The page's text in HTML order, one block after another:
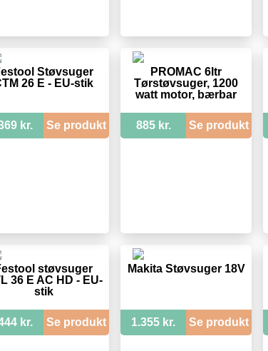
Støvsuger
26 E - EU-stik
kr. Se produkt
PROMAC 6ltr
Tørstøvsuger, 1200
watt motor, bærbar
885 kr. Se produkt
støvsuger
36 E AC HD - EU-
stik
kr. Se produkt
Makita Støvsuger 18V
1.355 kr. Se produkt